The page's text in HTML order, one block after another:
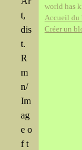
t,
dis
t.
R
m
n/
Im
ag
e o
f t
world has
Accueil du
Créer un